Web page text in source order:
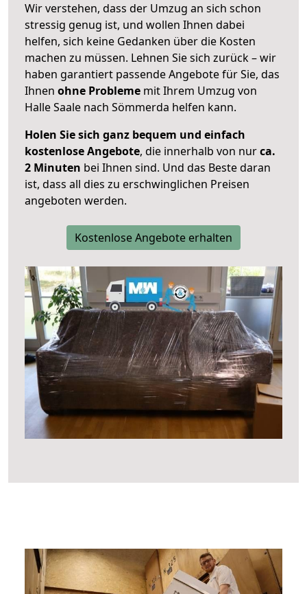
Wir verstehen, dass der Umzug an sich schon
stressig genug ist, und wollen Ihnen dabei
helfen, sich keine Gedanken über die Kosten
machen zu müssen. Lehnen Sie sich zurück – wir
haben garantiert passende Angebote für Sie, das
Ihnen ohne Probleme mit Ihrem Umzug von
Halle Saale nach Sömmerda helfen kann.
Holen Sie sich ganz bequem und einfach
kostenlose Angebote, die innerhalb von nurca.
2 Minuten bei Ihnen sind. Und das Beste daran
ist, dass all dies zu erschwinglichen Preisen
angeboten werden.
Kostenlose Angebote erhalten